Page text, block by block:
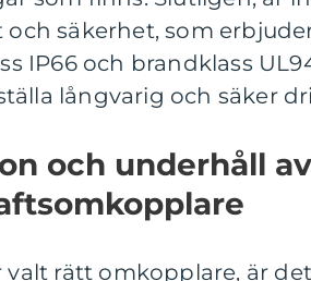
säkerhet, som
IP66 och brandklass
långvarig och säker
och underhåll av
valt rätt omkopplare, är